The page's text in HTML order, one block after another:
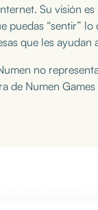
Su visión
puedas “sentir”
que les
no
de Numen